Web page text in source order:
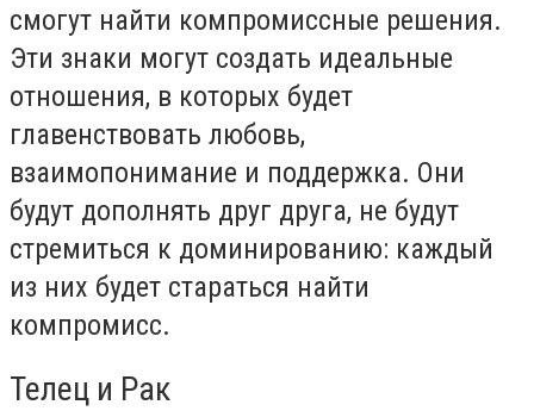
смогут найти компромиссные решения.
Эти знаки могут создать идеальные
отношения, в которых будет
главенствовать любовь,
взаимопонимание и поддержка. Они
будут дополнять друг друга, не будут
стремиться к доминированию: каждый
из них будет стараться найти
компромисс.
Телец и Рак